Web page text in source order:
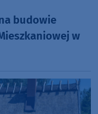
budowie
w